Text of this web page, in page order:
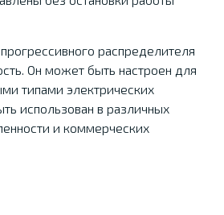
распределителя
Он может быть настроен для
типами электрических
использован в различных
и коммерческих